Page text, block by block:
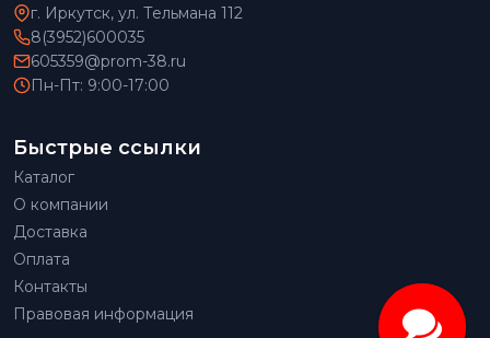
г. Иркутск, ул. Тельмана 112
8(3952)600035
605359@prom-38.ru
Пн-Пт: 9:00-17:00
Быстрые ссылки
Каталог
О компании
Доставка
Оплата
Контакты
Правовая информация